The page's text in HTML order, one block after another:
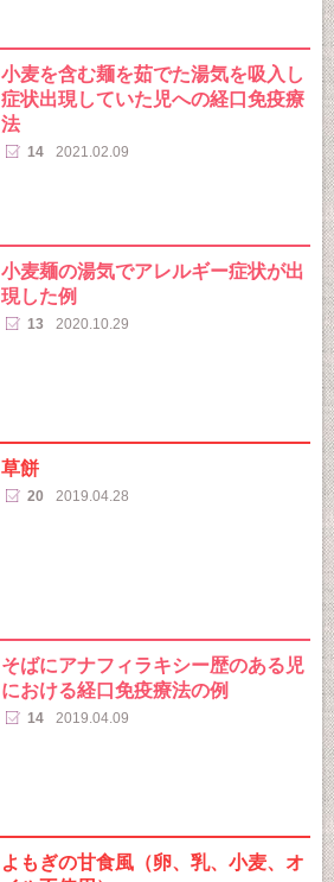
小麦を含む麺を茹でた湯気を吸入し
症状出現していた児への経口免疫療
法
14 2021.02.09
小麦麺の湯気でアレルギー症状が出
現した例
13 2020.10.29
草餅
20 2019.04.28
そばにアナフィラキシー歴のある児
における経口免疫療法の例
14 2019.04.09
よもぎの甘食風（卵、乳、小麦、オ